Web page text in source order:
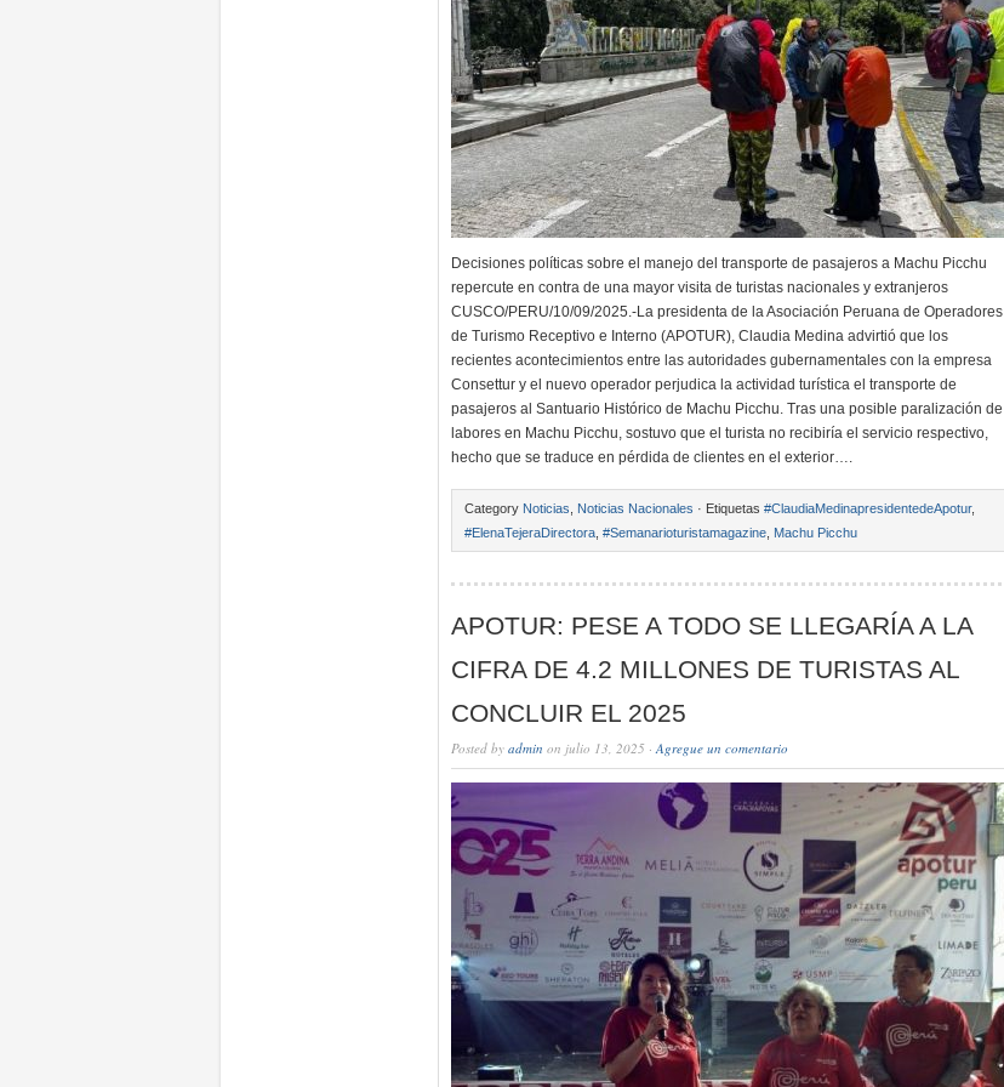
Decisiones políticas sobre el manejo del transporte de pasajeros a Machu Picchu
repercute en contra de una mayor visita de turistas nacionales y extranjeros
CUSCO/PERU/10/09/2025.-La presidenta de la Asociación Peruana de Operadores
de Turismo Receptivo e Interno (APOTUR), Claudia Medina advirtió que los
recientes acontecimientos entre las autoridades gubernamentales con la empresa
Consettur y el nuevo operador perjudica la actividad turística el transporte de
pasajeros al Santuario Histórico de Machu Picchu. Tras una posible paralización de
labores en Machu Picchu, sostuvo que el turista no recibiría el servicio respectivo,
hecho que se traduce en pérdida de clientes en el exterior….
Category Noticias Noticias Nacionales · Etiquetas #ClaudiaMedinapresidentedeApotur,
#ElenaTejeraDirectora #Semanarioturistamagazine Machu Picchu
APOTUR: PESE A TODO SE LLEGARÍA A LA
CIFRA DE 4.2 MILLONES DE TURISTAS AL
CONCLUIR EL 2025
Posted by admin on julio 13, 2025 ·Agregue un comentario